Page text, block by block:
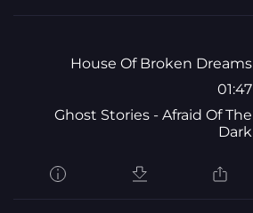
House Of Broken Dreams
01:47
Ghost Stories - Afraid Of The
Dark